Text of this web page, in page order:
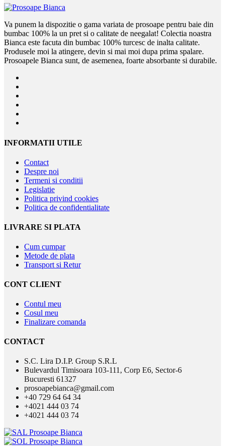
Va punem la dispozitie o gama variata de prosoape pentru baie din
bumbac 100% la un pret si o calitate de neegalat! Colectia noastra
Bianca este facuta din bumbac 100% turcesc de inalta calitate.
Produsele moi la atingere, devin si mai moi dupa prima spalare.
Prosoapele Bianca sunt, de asemenea, foarte absorbante si durabile.
INFORMATII UTILE
Contact
Despre noi
Termeni si conditii
Legislatie
Politica privind cookies
Politica de confidentialitate
LIVRARE SI PLATA
Cum cumpar
Metode de plata
Transport si Retur
CONT CLIENT
Contul meu
Cosul meu
Finalizare comanda
CONTACT
S.C. Lira D.I.P. Group S.R.L
Bulevardul Timisoara 103-111, Corp E6, Sector-6
Bucuresti 61327
prosoapebianca@gmail.com
+40 729 64 64 34
+4021 444 03 74
+4021 444 03 74